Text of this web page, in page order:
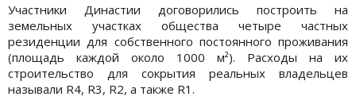
Участники Династии договорились построить на
земельных участках общества четыре частных
резиденции для собственного постоянного проживания
(площадь каждой около 1000 м²). Расходы на их
строительство для сокрытия реальных владельцев
называли R4, R3, R2, а также R1.